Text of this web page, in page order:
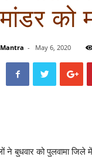
को
- May 6, 2020
बुधवार को पुलवामा जिले में